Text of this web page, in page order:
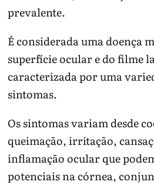
prevalente.
É considerada uma doença
superfície ocular e do filme
caracterizada por uma
sintomas.
Os sintomas variam desde
queimação, irritação,
inflamação ocular que
potenciais na córnea,